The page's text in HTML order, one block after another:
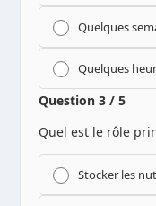
Quelques
Quelques
Question 3 / 5
Quel est le rôle
Stocker les